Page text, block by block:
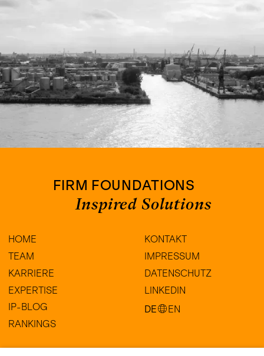
FIRM FOUNDATIONS
Inspired Solutions
HOME
TEAM
KARRIERE
EXPERTISE
IP-BLOG
RANKINGS
KONTAKT
IMPRESSUM
DATENSCHUTZ
LINKEDIN
DE
EN